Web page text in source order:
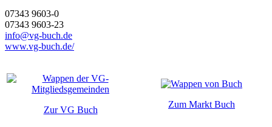
07343 9603-0
07343 9603-23
info@vg-buch.de
www.vg-buch.de/
Zur VG Buch
Zum Markt Buch